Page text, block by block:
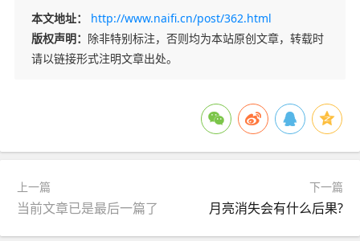
本文地址：
http://www.naifi.cn/post/362.html
版权声明： 除非特别标注，否则均为本站原创文章，转载时
请以链接形式注明文章出处。
上一篇
当前文章已是最后一篇了
下一篇
月亮消失会有什么后果?